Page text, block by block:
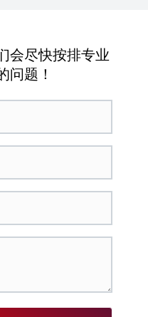
会尽快按排专业
问题！